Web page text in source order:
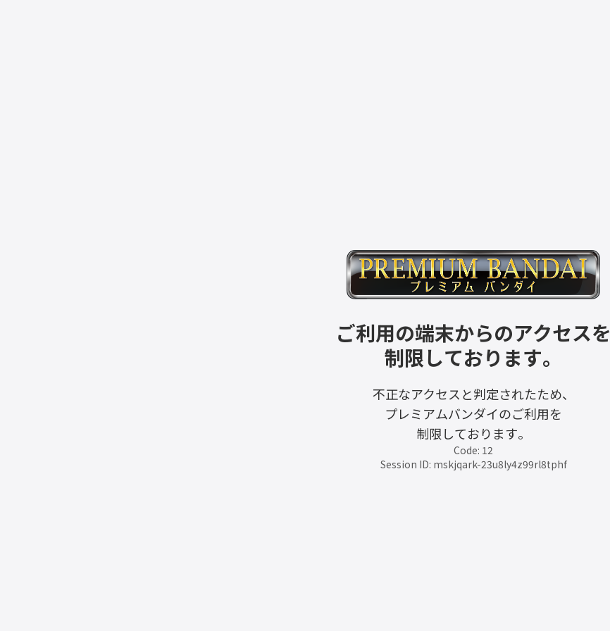
ご利用の端末からのアクセスを
制限しております。
不正なアクセスと判定されたため、
プレミアムバンダイのご利用を
制限しております。
Code: 12
Session ID: mskjqark-23u8ly4z99rl8tphf